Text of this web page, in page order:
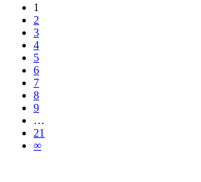
1
2
3
4
5
6
7
8
9
…
21
∞